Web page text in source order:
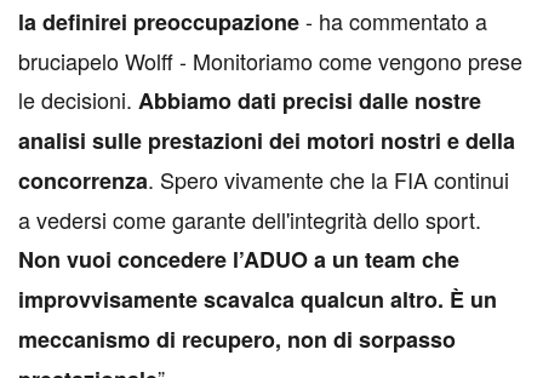
la definirei preoccupazione- ha commentato a
bruciapelo Wolff - Monitoriamo come vengono prese
le decisioni. Abbiamo dati precisi dalle nostre
analisi sulle prestazioni dei motori nostri e della
concorrenza. Spero vivamente che la FIA continui
a vedersi come garante dell'integrità dello sport.
Non vuoi concedere l’ADUO a un team che
improvvisamente scavalca qualcun altro. È un
meccanismo di recupero, non di sorpasso